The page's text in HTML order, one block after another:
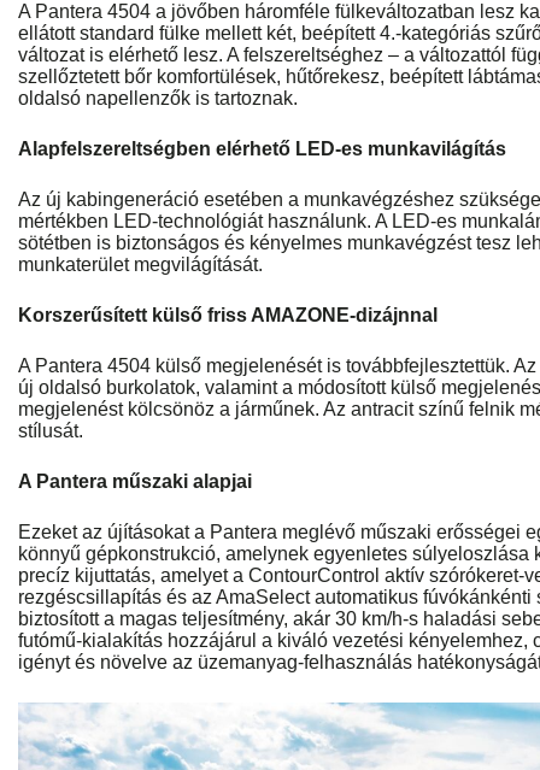
A Pantera 4504 a jövőben háromféle fülkeváltozatban lesz
ellátott standard fülke mellett két, beépített 4.‑kategóriás
változat is elérhető lesz. A felszereltséghez – a változattól
szellőztetett bőr komfortülések, hűtőrekesz, beépített
oldalsó napellenzők is tartoznak.
Alapfelszereltségben elérhető LED-es munkavilágítás
Az új kabingeneráció esetében a munkavégzéshez
mértékben LED‑technológiát használunk. A LED‑es
sötétben is biztonságos és kényelmes munkavégzést tesz
munkaterület megvilágítását.
Korszerűsített külső friss AMAZONE-dizájnnal
A Pantera 4504 külső megjelenését is továbbfejlesztettük.
új oldalsó burkolatok, valamint a módosított külső
megjelenést kölcsönöz a járműnek. Az antracit színű felnik
stílusát.
A Pantera műszaki alapjai
Ezeket az újításokat a Pantera meglévő műszaki erősségei
könnyű gépkonstrukció, amelynek egyenletes súlyeloszlása
precíz kijuttatás, amelyet a ContourControl aktív szórókeret-
rezgéscsillapítás és az AmaSelect automatikus fúvókánkénti
biztosított a magas teljesítmény, akár 30 km/h-s haladási
futómű-kialakítás hozzájárul a kiváló vezetési kényelemhez,
igényt és növelve az üzemanyag-felhasználás